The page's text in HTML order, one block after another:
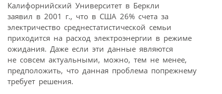
Калифорнийский Университет в Беркли
заявил в 2001 г., что в США 26% счета за
электричество среднестатистической семьи
приходится на расход электроэнергии в режиме
ожидания. Даже если эти данные являются
не совсем актуальными, можно, тем не менее,
предположить, что данная проблема попрежнему
требует решения.